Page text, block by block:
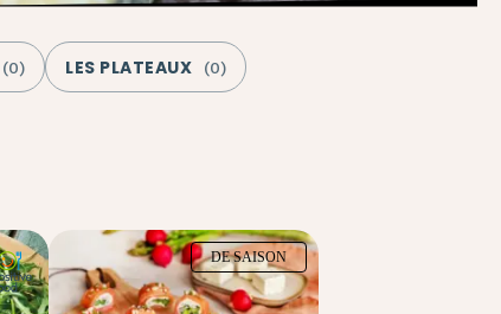
(0) LES PLATEAUX (0)
DE SAISON